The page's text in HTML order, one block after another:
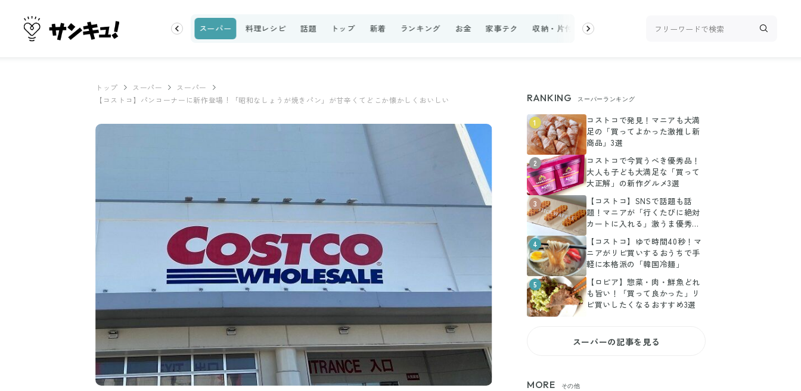
収納・片付け ビューティ 100均・雑貨 スーパー 料理レシピ 話題 トップ 新着 ランキング お金 家事テク 収納・片付け 100均・雑貨 スーパー 料理レシピ
トップ スーパー
スーパー
【コストコ】パンコーナーに新作登場！「昭和なしょうが焼きパン」が甘辛くてどこか懐かしくおいしい
RANKING スーパーランキング
1
コストコで発見！マニアも大満
足の「買ってよかった激推し新
商品」3選
2
コストコで今買うべき優秀品！
大人も子ども大満足な「買って
大正解」の新作グルメ3選
3
【コストコ】SNSで話題も話
題！マニアが「行くたびに絶対
カートに入れる」激うま優秀グ
4
【コストコ】ゆで時間40秒！マ
ニアがリピ買いするおうちで手
軽に本格派の「韓国冷麺」
5
【ロピア】惣菜・肉・鮮魚どれ
も旨い！「買って良かった」リ
ピ買いしたくなるおすすめ3選
スーパーの記事を見る
MORE その他